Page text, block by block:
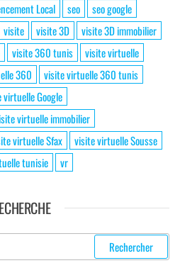
Local seo
seo google
visite visite 3D
visite 3D immobilier
visite 360 tunis
visite virtuelle
360
visite virtuelle 360 tunis
Google
virtuelle immobilier
virtuelle Sfax
visite virtuelle Sousse
tunisie vr